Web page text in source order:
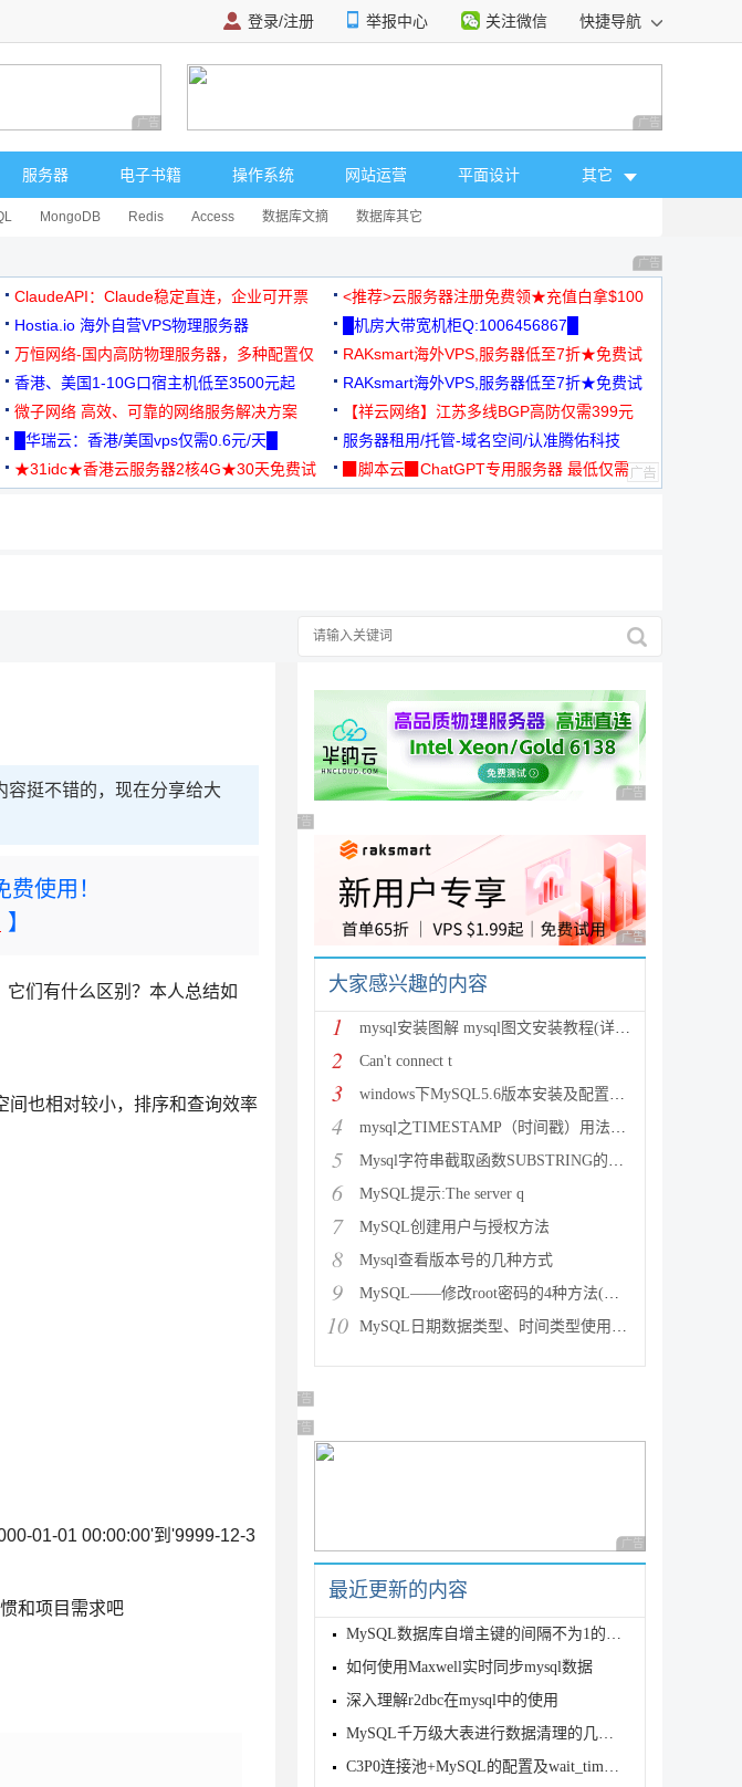
登录/注册 举报中心 关注微信 快捷导航
广告 商业广告，理性选择 广告 商业广告，理
服务器 电子书籍 操作系统 网站运营 平面设计 其它
MongoDB Redis Access 数据库文摘 数据库其它
广告 商业广告，理
ClaudeAPI：Claude稳定直连，企业可开票
<推荐>云服务器注册免费领★充值白拿$100
Hostia.io 海外自营VPS物理服务器
█机房大带宽机柜Q:1006456867█
万恒网络-国内高防物理服务器，多种配置仅
99元/月起
RAKsmart海外VPS,服务器低至7折★免费试
用★
香港、美国1-10G口宿主机低至3500元起
RAKsmart海外VPS,服务器低至7折★免费试
用★
微子网络 高效、可靠的网络服务解决方案
【祥云网络】江苏多线BGP高防仅需399元
█华瑞云：香港/美国vps仅需0.6元/天█
服务器租用/托管-域名空间/认准腾佑科技
★31idc★香港云服务器2核4G★30天免费试
▉脚本云▉ChatGPT专用服务器 最低仅需
容挺不错的，现在分享给大
使用！
】
们有什么区别？本人总结如
间也相对较小，排序和查询效率
01-01 00:00:00'到'9999-12-3
和项目需求吧
广告 商业广告，理性
广告 商业广告，理性选择
广告 商业广告，理性
大家感兴趣的内容
1 mysql安装图解 mysql图文安装教程(详细说明)
2 Can't connect t
3 windows下MySQL5.6版本安装及配置过程附有截图和
4 mysql之TIMESTAMP（时间戳）用法详解
5 Mysql字符串截取函数SUBSTRING的用法说明
6 MySQL提示:The server q
7 MySQL创建用户与授权方法
8 Mysql查看版本号的几种方式
9 MySQL——修改root密码的4种方法(以windows为
10 MySQL日期数据类型、时间类型使用总结
广告 商业广告，理性选择
广告 商业广告，理性选择
广告 商业广告，理性
最近更新的内容
MySQL数据库自增主键的间隔不为1的解决方式
如何使用Maxwell实时同步mysql数据
深入理解r2dbc在mysql中的使用
MySQL千万级大表进行数据清理的几种常见方案
C3P0连接池+MySQL的配置及wait_timeout问题的解决方法